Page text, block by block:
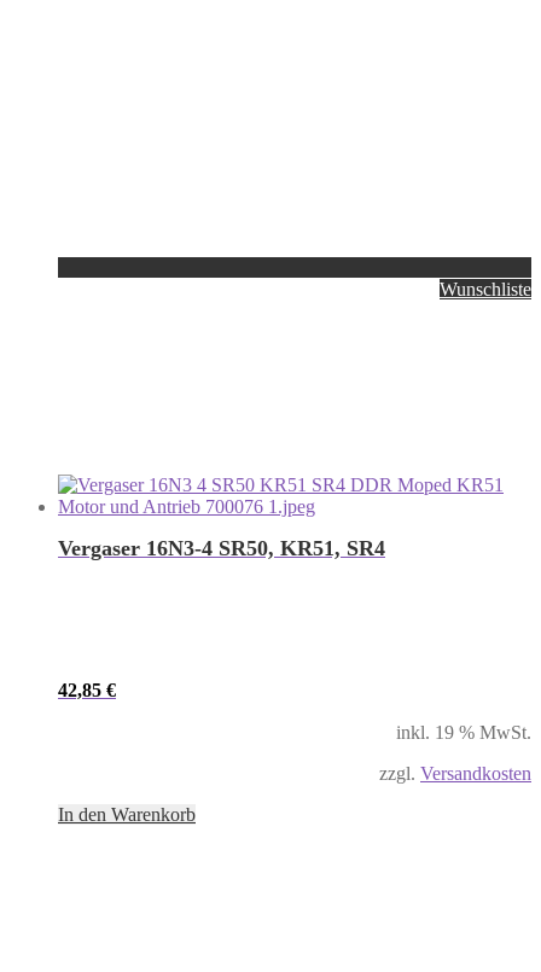
Wunschliste
Vergaser 16N3-4 SR50, KR51, SR4
42,85 €
inkl. 19 % MwSt.
zzgl. Versandkosten
In den Warenkorb